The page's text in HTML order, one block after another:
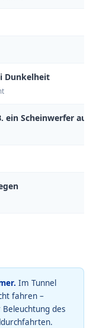
Dunkelheit
ein Scheinwerfer
Im Tunnel
fahren –
des